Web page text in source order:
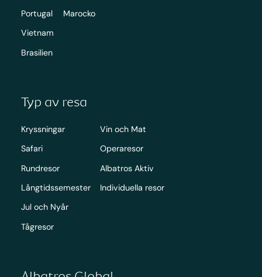
Portugal
Vietnam
Brasilien
Marocko
Typ av resa
Kryssningar
Safari
Rundresor
Långtidssemester
Jul och Nyår
Tågresor
Vin och Mat
Operaresor
Albatros Aktiv
Individuella resor